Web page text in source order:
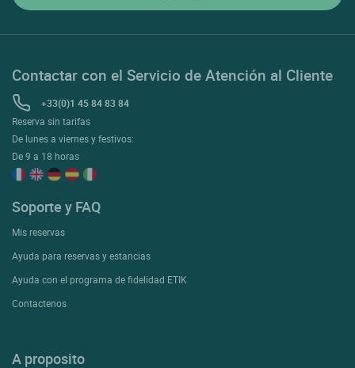
Contactar con el Servicio de Atención al Cliente
+33(0)1 45 84 83 84
Reserva sin tarifas
De lunes a viernes y festivos:
De 9 a 18 horas
Soporte y FAQ
Mis reservas
Ayuda para reservas y estancias
Ayuda con el programa de fidelidad ETIK
Contactenos
A proposito